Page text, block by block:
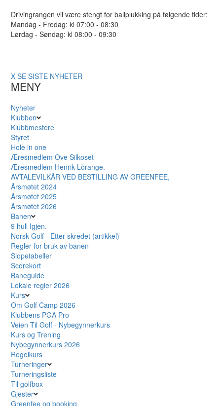
Drivingrangen vil være stengt for ballplukking på følgende tider:
Mandag - Fredag: kl 07:00 - 08:30
Lørdag - Søndag: kl 08:00 - 09:30
X SE SISTE NYHETER
MENY
Nyheter
Klubben
Klubbmestere
Styret
Hole in one
Æresmedlem Ove Silkoset
Æresmedlem Henrik Lòrange.
AVTALEVILKÅR VED BESTILLING AV GREENFEE,
Årsmøtet 2024
Årsmøtet 2025
Årsmøtet 2026
Banen
9 hull Igjen.
Norsk Golf - Etter skredet (artikkel)
Regler for bruk av banen
Slopetabeller
Scorekort
Baneguide
Lokale regler 2026
Kurs
Om Golf Camp 2026
Klubbens PGA Pro
Veien Til Golf - Nybegynnerkurs
Kurs og Trening
Nybegynnerkurs 2026
Regelkurs
Turneringer
Turneringsliste
Til golfbox
Gjester
Greenfee og booking